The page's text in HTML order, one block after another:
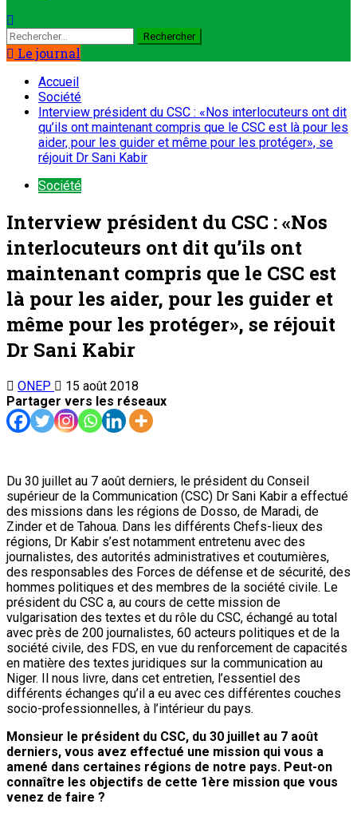
Le journal
Accueil
Société
Interview président du CSC : «Nos interlocuteurs ont dit
qu’ils ont maintenant compris que le CSC est là pour les
aider, pour les guider et même pour les protéger», se
réjouit Dr Sani Kabir
Société
Interview président du CSC : «Nos
interlocuteurs ont dit qu’ils ont
maintenant compris que le CSC est
là pour les aider, pour les guider et
même pour les protéger», se réjouit
Dr Sani Kabir
ONEP
15 août 2018
Partager vers les réseaux
Du 30 juillet au 7 août derniers, le président du Conseil
supérieur de la Communication (CSC) Dr Sani Kabir a effectué
des missions dans les régions de Dosso, de Maradi, de
Zinder et de Tahoua. Dans les différents Chefs-lieux des
régions, Dr Kabir s’est notamment entretenu avec des
journalistes, des autorités administratives et coutumières,
des responsables des Forces de défense et de sécurité, des
hommes politiques et des membres de la société civile. Le
président du CSC a, au cours de cette mission de
vulgarisation des textes et du rôle du CSC, échangé au total
avec près de 200 journalistes, 60 acteurs politiques et de la
société civile, des FDS, en vue du renforcement de capacités
en matière des textes juridiques sur la communication au
Niger. Il nous livre, dans cet entretien, l’essentiel des
différents échanges qu’il a eu avec ces différentes couches
socio-professionnelles, à l’intérieur du pays.
Monsieur le président du CSC, du 30 juillet au 7 août
derniers, vous avez effectué une mission qui vous a
amené dans certaines régions de notre pays. Peut-on
connaître les objectifs de cette 1ère mission que vous
venez de faire ?